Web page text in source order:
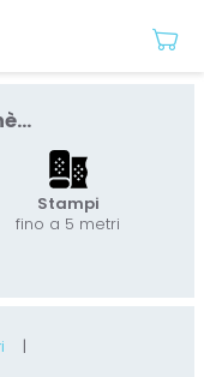
Stampi
fino a 5 metri